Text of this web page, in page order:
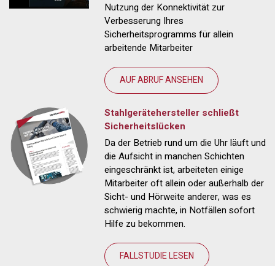
Nutzung der Konnektivität zur
Verbesserung Ihres
Sicherheitsprogramms für allein
arbeitende Mitarbeiter
AUF ABRUF ANSEHEN
Stahlgerätehersteller schließt
Sicherheitslücken
Da der Betrieb rund um die Uhr läuft und
die Aufsicht in manchen Schichten
eingeschränkt ist, arbeiteten einige
Mitarbeiter oft allein oder außerhalb der
Sicht- und Hörweite anderer, was es
schwierig machte, in Notfällen sofort
Hilfe zu bekommen.
FALLSTUDIE LESEN